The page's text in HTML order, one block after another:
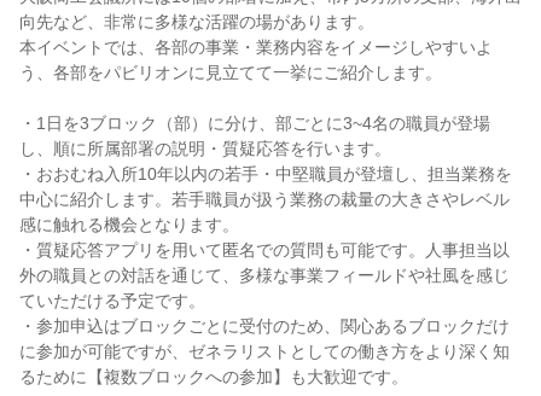
向先など、非常に多様な活躍の場があります。
本イベントでは、各部の事業・業務内容をイメージしやすいよ
う、各部をパビリオンに見立てて一挙にご紹介します。
・1日を3ブロック（部）に分け、部ごとに3~4名の職員が登場
し、順に所属部署の説明・質疑応答を行います。
・おおむね入所10年以内の若手・中堅職員が登壇し、担当業務を
中心に紹介します。若手職員が扱う業務の裁量の大きさやレベル
感に触れる機会となります。
・質疑応答アプリを用いて匿名での質問も可能です。人事担当以
外の職員との対話を通じて、多様な事業フィールドや社風を感じ
ていただける予定です。
・参加申込はブロックごとに受付のため、関心あるブロックだけ
に参加が可能ですが、ゼネラリストとしての働き方をより深く知
るために【複数ブロックへの参加】も大歓迎です。